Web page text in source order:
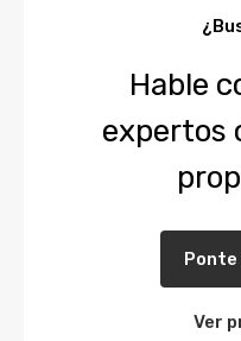
Hable
expertos
Ver